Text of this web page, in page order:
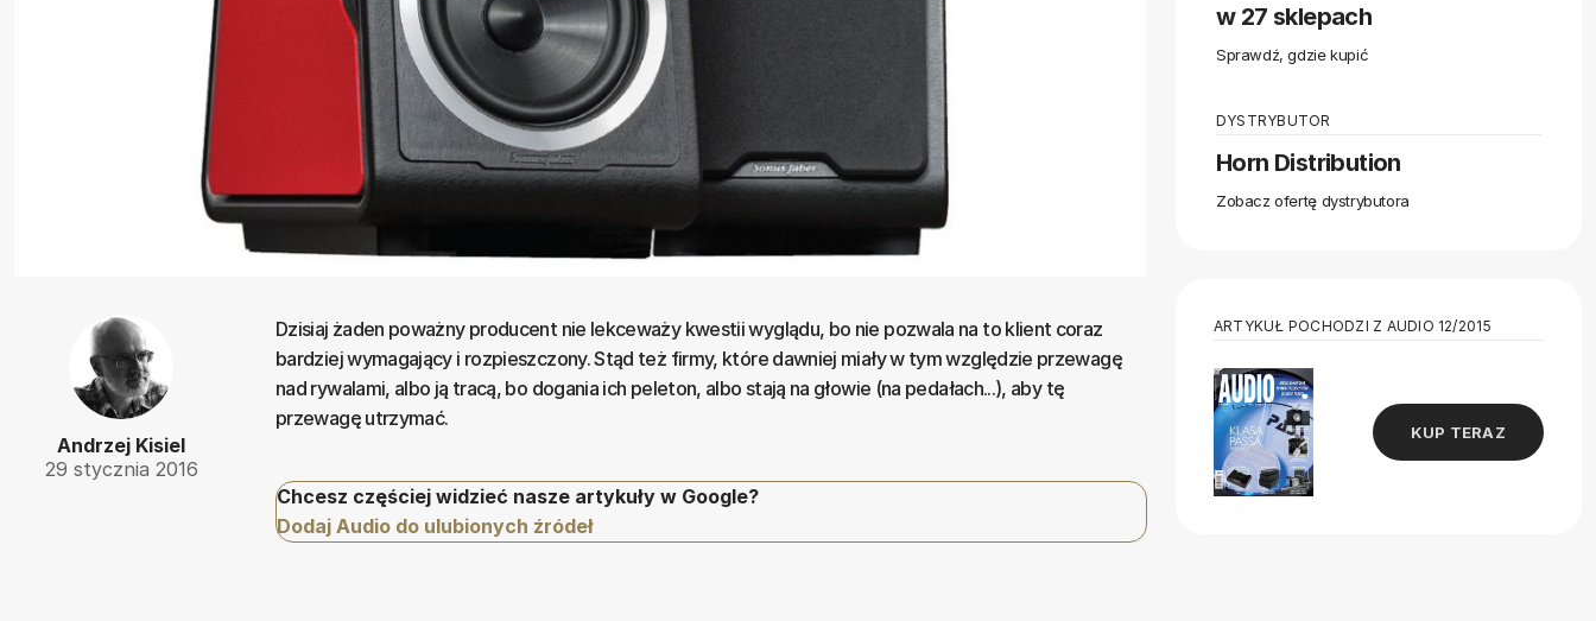
Andrzej Kisiel
29 stycznia 2016
Dzisiaj żaden poważny producent nie lekceważy kwestii wyglądu, bo nie pozwala na to klient coraz
bardziej wymagający i rozpieszczony. Stąd też firmy, które dawniej miały w tym względzie przewagę
nad rywalami, albo ją tracą, bo dogania ich peleton, albo stają na głowie (na pedałach...), aby tę
przewagę utrzymać.
Chcesz częściej widzieć nasze artykuły w Google?
Dodaj Audio do ulubionych źródeł
w 27 sklepach
Sprawdź, gdzie kupić
DYSTRYBUTOR
Horn Distribution
Zobacz ofertę dystrybutora
ARTYKUŁ POCHODZI Z AUDIO 12/2015
KUP TERAZ